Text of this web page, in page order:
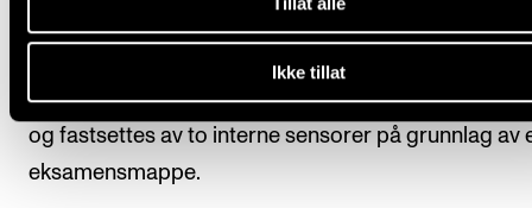
Ikke tillat
Studenten vurderes i forhold til emnets læringsmål.
Avsluttende vurdering uttrykkes med bestått/ ikke
og fastsettes av to interne sensorer på grunnlag av
eksamensmappe.